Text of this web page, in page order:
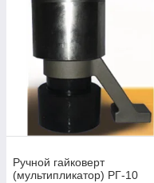
Ручной гайковерт
(мультипликатор) РГ-10